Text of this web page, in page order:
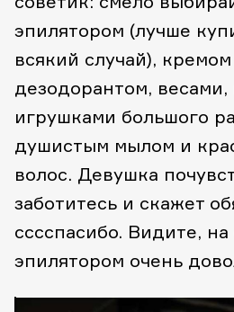
эпилятором (лучше
всякий случай),
дезодорантом, весами,
игрушками большого
душистым мылом и
волос. Девушка
заботитесь и скажет
сссспасибо. Видите,
эпилятором очень